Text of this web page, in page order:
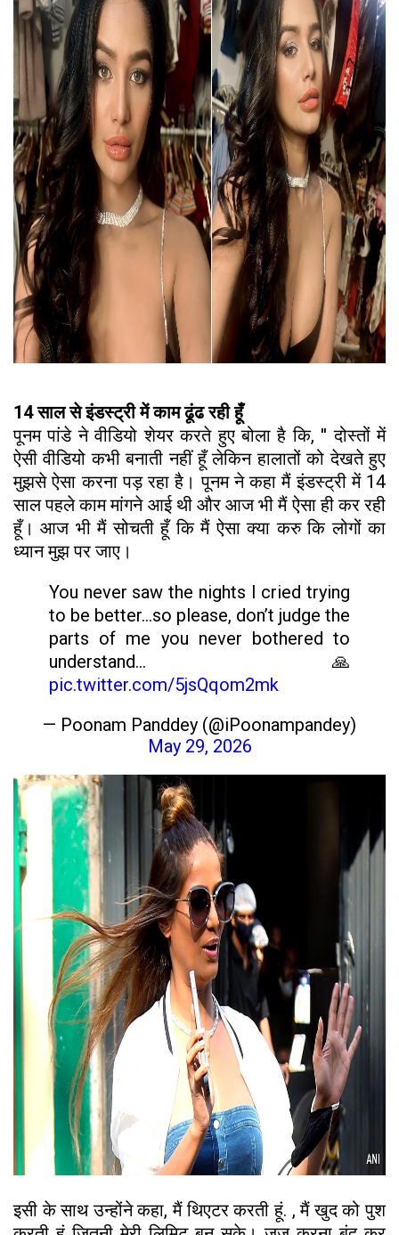
14 साल से इंडस्ट्री में काम ढूंढ रही हूँ
पूनम पांडे ने वीडियो शेयर करते हुए बोला है कि, '' दोस्तों में
ऐसी वीडियो कभी बनाती नहीं हूँ लेकिन हालातों को देखते हुए
मुझसे ऐसा करना पड़ रहा है। पूनम ने कहा मैं इंडस्ट्री में 14
साल पहले काम मांगने आई थी और आज भी मैं ऐसा ही कर रही
हूँ। आज भी मैं सोचती हूँ कि मैं ऐसा क्या करु कि लोगों का
ध्यान मुझ पर जाए।
You never saw the nights I cried trying
to be better…so please, don’t judge the
parts of me you never bothered to
understand…🙏
pic.twitter.com/5jsQqom2mk
— Poonam Panddey (@iPoonampandey)
May 29, 2026
इसी के साथ उन्होंने कहा, मैं थिएटर करती हूं. , मैं खुद को पुश